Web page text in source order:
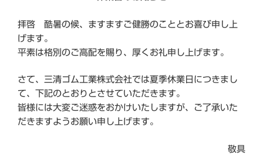
拝啓 酷暑の候、ますますご健勝のこととお喜び申し上
げます。
平素は格別のご高配を賜り、厚くお礼申し上げます。
さて、三清ゴム工業株式会社では夏季休業日につきまし
て、下記のとおりとさせていただきます。
皆様には大変ご迷惑をおかけいたしますが、ご了承いた
だきますようお願い申し上げます。
敬具